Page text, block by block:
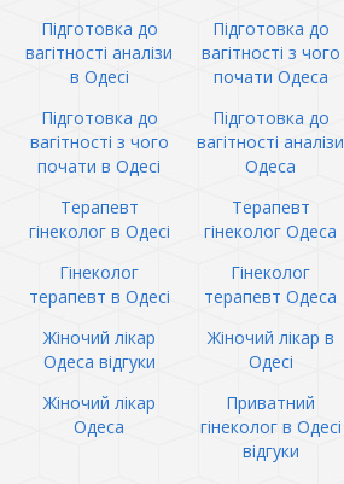
Підготовка до
вагітності аналізи
в Одесі
Підготовка до
вагітності з чого
почати Одеса
Підготовка до
вагітності з чого
почати в Одесі
Підготовка до
вагітності аналізи
Одеса
Терапевт
гінеколог в Одесі
Терапевт
гінеколог Одеса
Гінеколог
терапевт в Одесі
Гінеколог
терапевт Одеса
Жіночий лікар
Одеса відгуки
Жіночий лікар в
Одесі
Жіночий лікар
Одеса
Приватний
гінеколог в Одесі
відгуки